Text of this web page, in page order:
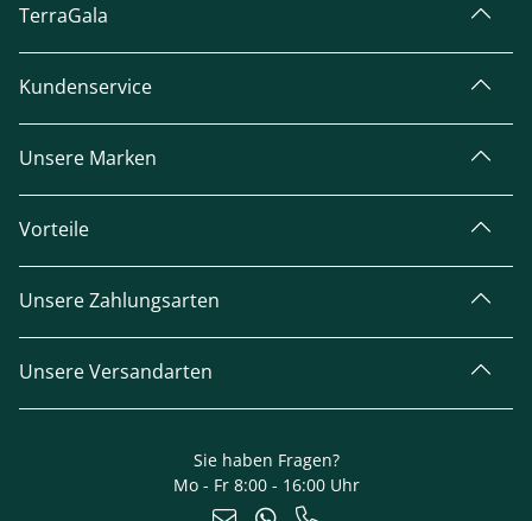
TerraGala
Kundenservice
Unsere Marken
Vorteile
Unsere Zahlungsarten
Unsere Versandarten
Sie haben Fragen?
Mo - Fr 8:00 - 16:00 Uhr